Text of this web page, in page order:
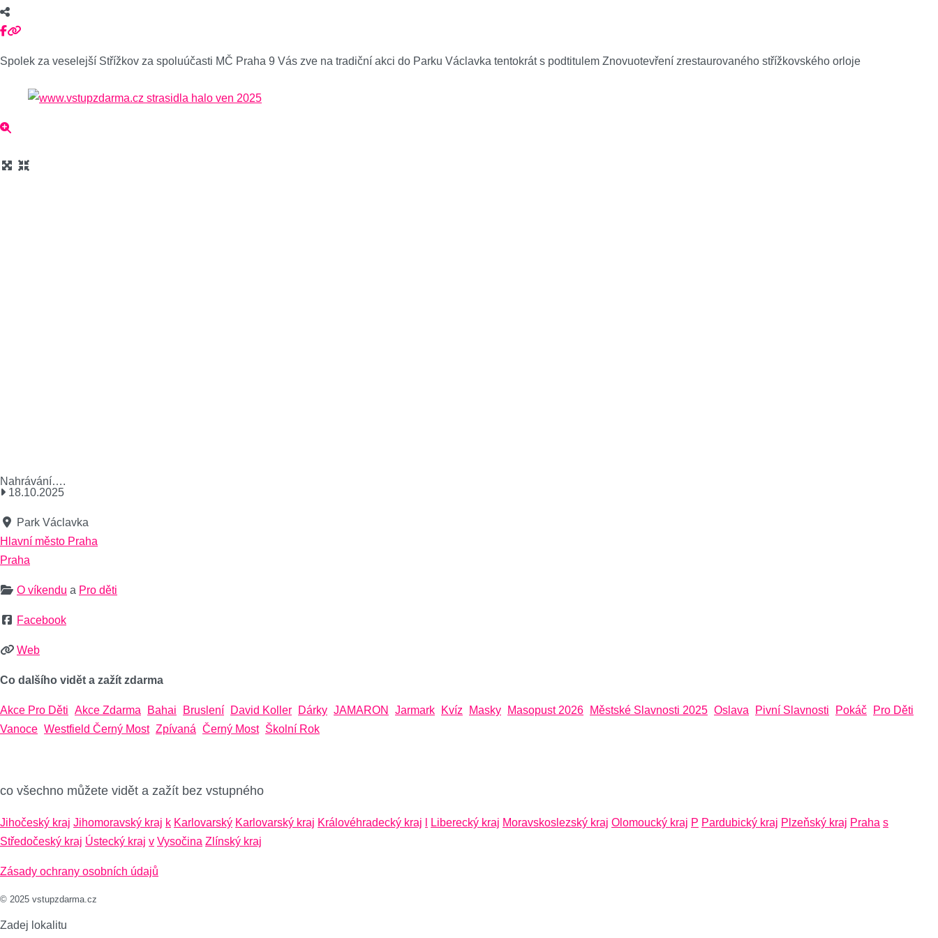
Spolek za veselejší Střížkov za spoluúčasti MČ Praha 9 Vás zve na tradiční akci do Parku Václavka tentokrát s podtitulem Znovuotevření zrestaurovaného střížkovského orloje
Nahrávání….
18.10.2025
Park Václavka
Hlavní město Praha
Praha
O víkendu a Pro děti
Facebook
Web
Co dalšího vidět a zažít zdarma
Akce Pro Děti Akce Zdarma Bahai Bruslení David Koller Dárky JAMARON Jarmark Kvíz Masky Masopust 2026 Městské Slavnosti 2025 Oslava Pivní Slavnosti Pokáč
Pro Děti
Vanoce Westfield Černý Most Zpívaná Černý Most Školní Rok
co všechno můžete vidět a zažít bez vstupného
Jihočeský kraj Jihomoravský kraj k Karlovarský Karlovarský kraj Královéhradecký kraj Liberecký kraj Moravskoslezský kraj Olomoucký kraj P Pardubický kraj Plzeňský kraj Praha s
Středočeský kraj Ústecký kraj v Vysočina Zlínský kraj
Zásady ochrany osobních údajů
© 2025 vstupzdarma.cz
Zadej lokalitu